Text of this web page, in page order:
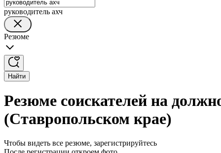
руководитель ахч
Резюме
Найти
Резюме соискателей на
(Ставропольском крае)
Чтобы видеть все резюме, зарегистрируйтесь